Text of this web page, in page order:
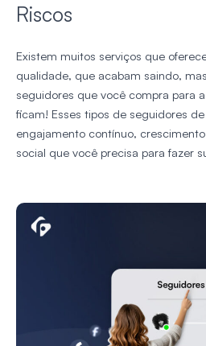
Riscos
Existem muitos serviços que
qualidade, que acabam saindo,
seguidores que você compra para
ficam! Esses tipos de seguidores
engajamento contínuo,
social que você precisa para fazer